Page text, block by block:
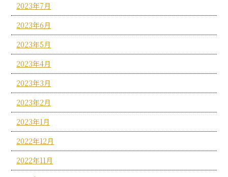
2023年7月
2023年6月
2023年5月
2023年4月
2023年3月
2023年2月
2023年1月
2022年12月
2022年11月